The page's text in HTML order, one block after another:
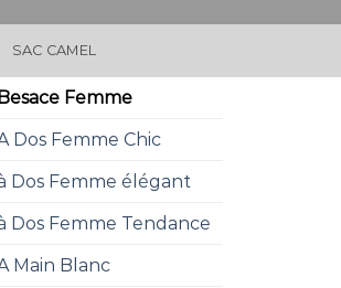
SAC CAMEL
Femme
Dos Femme Chic
Dos Femme élégant
Dos Femme Tendance
Main Blanc